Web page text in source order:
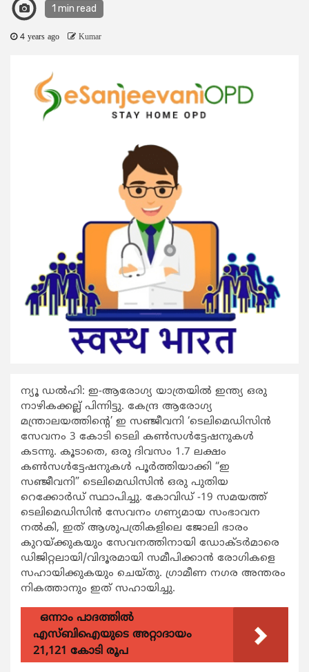
1 min read
4 years ago Kumar
ന്യൂ ഡൽഹി: ഇ-ആരോഗ്യ യാത്രയിൽ ഇന്ത്യ ഒരു
നാഴികക്കല്ല് പിന്നിട്ടു. കേന്ദ്ര ആരോഗ്യ
മന്ത്രാലയത്തിന്റെ’ ഇ സഞ്ജീവനി ‘ടെലിമെഡിസിൻ
സേവനം 3 കോടി ടെലി കൺസൾട്ടേഷനുകൾ
കടന്നു. കൂടാതെ, ഒരു ദിവസം 1.7 ലക്ഷം
കൺസൾട്ടേഷനുകൾ പൂർത്തിയാക്കി “ഇ
സഞ്ജീവനി” ടെലിമെഡിസിൻ ഒരു പുതിയ
റെക്കോർഡ് സ്ഥാപിച്ചു. കോവിഡ് -19 സമയത്ത്
ടെലിമെഡിസിൻ സേവനം ഗണ്യമായ സംഭാവന
നൽകി, ഇത് ആശുപത്രികളിലെ ജോലി ഭാരം
കുറയ്ക്കുകയും സേവനത്തിനായി ഡോക്ടർമാരെ
ഡിജിറ്റലായി/വിദൂരമായി സമീപിക്കാൻ രോഗികളെ
സഹായിക്കുകയും ചെയ്തു. ഗ്രാമീണ നഗര അന്തരം
നികത്താനും ഇത് സഹായിച്ചു.
ഒന്നാം പാദത്തിൽ
എസ്ബിഐയുടെ അറ്റാദായം
21,121 കോടി രൂപ